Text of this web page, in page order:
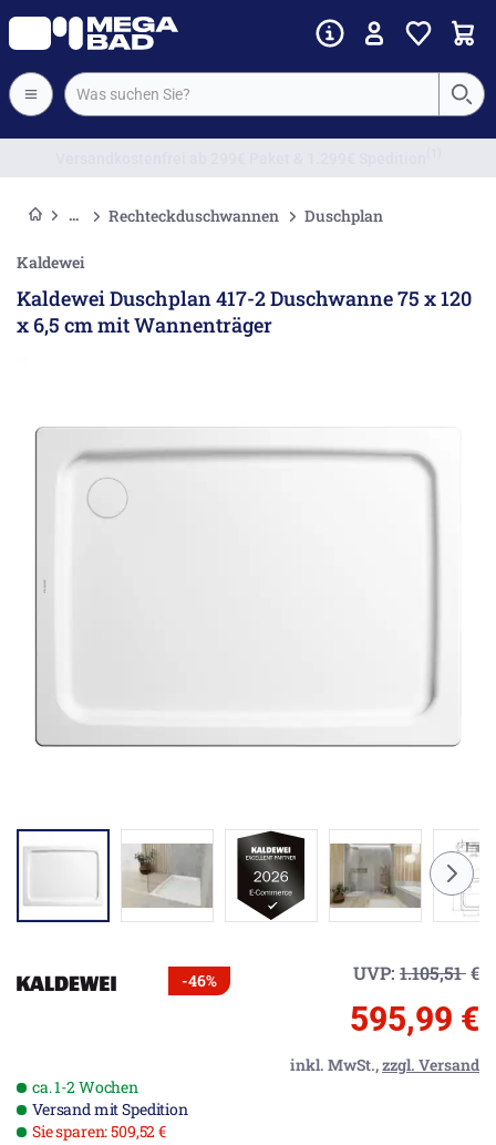
Rechteckduschwannen Duschplan
Kaldewei
Kaldewei Duschplan 417-2 Duschwanne 75 x 120
x 6,5 cm mit Wannenträger
-46% UVP: 1.105,51€
595,99 €
inkl. MwSt.,zzgl. Versand
ca. 1-2 Wochen
Versand mit Spedition
Sie sparen: 509,52 €